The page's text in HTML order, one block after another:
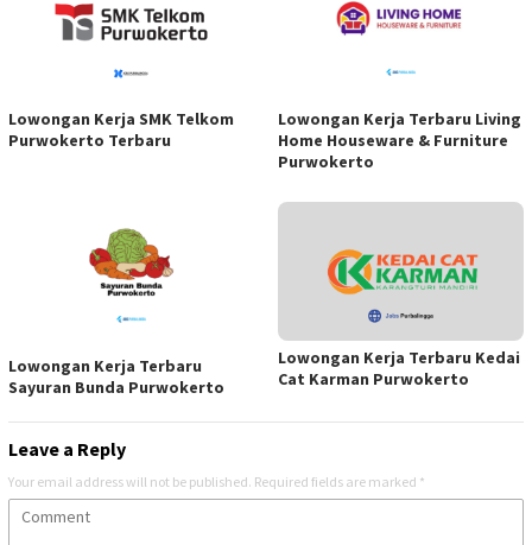
Lowongan Kerja SMK Telkom
Purwokerto Terbaru
Lowongan Kerja Terbaru Living
Home Houseware & Furniture
Purwokerto
Lowongan Kerja Terbaru
Sayuran Bunda Purwokerto
Lowongan Kerja Terbaru Kedai
Cat Karman Purwokerto
Leave a Reply
Your email address will not be published. Required fields are marked *